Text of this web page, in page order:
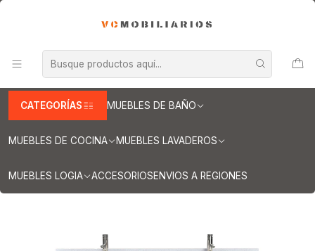
CATEGORÍAS MUEBLES DE BAÑO
MUEBLES DE COCINA MUEBLES LAVADEROS
MUEBLES LOGIA ACCESORIOSENVIOS A REGIONES
Muebles vanitorios aereo doble
Mueble vanitorios aereo - Doble de cuarzo
Muebles vanitorios aereo doble cuarzo / 160 cm
Mueble vanitorio Doble Aéreo de 160 cm / M4-1623 -DA / Cava